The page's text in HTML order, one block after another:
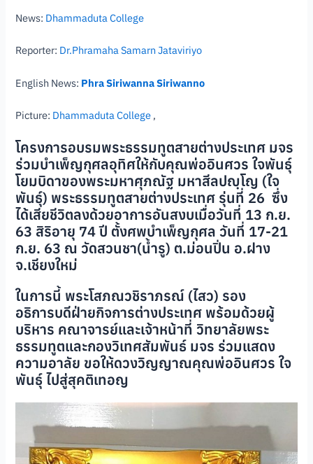
News: Dhammaduta College
Reporter: Dr.Phramaha Samarn Jataviriyo
English News: Phra Siriwanna Siriwanno
Picture: Dhammaduta College ,
โครงการอบรมพระธรรมทูตสายต่างประเทศ มจร
ร่วมบำเพ็ญกุศลอุทิศให้กับคุณพ่ออินศวร ใจพันธุ์
โยมบิดาของพระมหาศุภณัฐ มหาสีลปญฺโญ (ใจ
พันธุ์) พระธรรมทูตสายต่างประเทศ รุ่นที่ 26 ซึ่ง
ได้เสียชีวิตลงด้วยอาการอันสงบเมื่อวันที่ 13 ก.ย.
63 สิริอายุ 74 ปี ตั้งศพบำเพ็ญกุศล วันที่ 17-21
ก.ย. 63 ณ วัดสวนชา(น้ำรู) ต.ม่อนปิ่น อ.ฝาง
จ.เชียงใหม่
ในการนี้ พระโสภณวชิราภรณ์ (ไสว) รอง
อธิการบดีฝ่ายกิจการต่างประเทศ พร้อมด้วยผู้
บริหาร คณาจารย์และเจ้าหน้าที่ วิทยาลัยพระ
ธรรมทูตและกองวิเทศสัมพันธ์ มจร ร่วมแสดง
ความอาลัย ขอให้ดวงวิญญาณคุณพ่ออินศวร ใจ
พันธุ์ ไปสู่สุคติเทอญ